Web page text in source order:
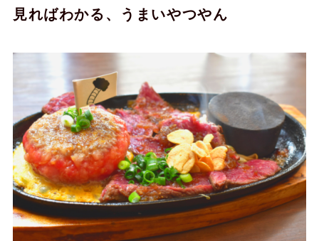
見ればわかる、うまいやつやん